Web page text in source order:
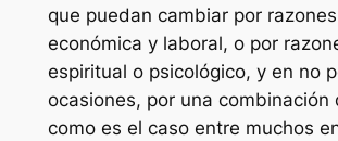
que puedan cambiar por
económica y laboral, o por
espiritual o psicológico, y en no
ocasiones, por una combinación
como es el caso entre muchos